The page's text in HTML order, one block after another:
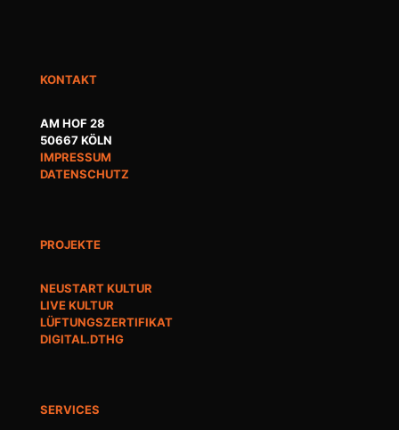
KONTAKT
AM HOF 28
50667 KÖLN
IMPRESSUM
DATENSCHUTZ
PROJEKTE
NEUSTART KULTUR
LIVE KULTUR
LÜFTUNGSZERTIFIKAT
DIGITAL.DTHG
SERVICES